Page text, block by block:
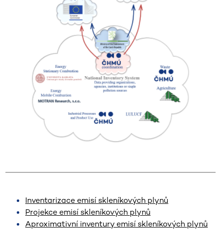
Inventarizace emisí skleníkových plynů
Projekce emisí skleníkových plynů
Aproximativní inventury emisí skleníkových plynů